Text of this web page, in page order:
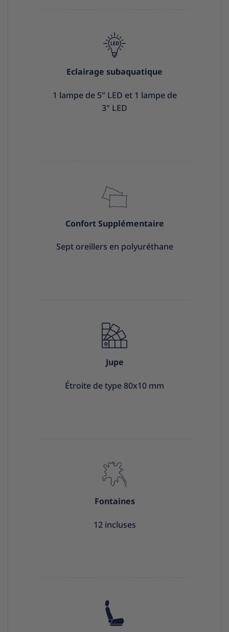
Eclairage subaquatique
1 lampe de 5" LED et 1 lampe de
3" LED
Confort Supplémentaire
Sept oreillers en polyuréthane
Jupe
Étroite de type 80x10 mm
Fontaines
12 incluses